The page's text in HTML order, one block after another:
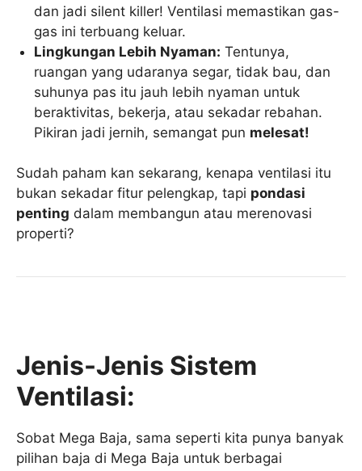
dan jadi silent killer! Ventilasi memastikan gas-
gas ini terbuang keluar.
Lingkungan Lebih Nyaman: Tentunya,
ruangan yang udaranya segar, tidak bau, dan
suhunya pas itu jauh lebih nyaman untuk
beraktivitas, bekerja, atau sekadar rebahan.
Pikiran jadi jernih, semangat pun melesat!
Sudah paham kan sekarang, kenapa ventilasi itu
bukan sekadar fitur pelengkap, tapi pondasi
penting dalam membangun atau merenovasi
properti?
Jenis-Jenis Sistem
Ventilasi:
Sobat Mega Baja, sama seperti kita punya banyak
pilihan baja di Mega Baja untuk berbagai